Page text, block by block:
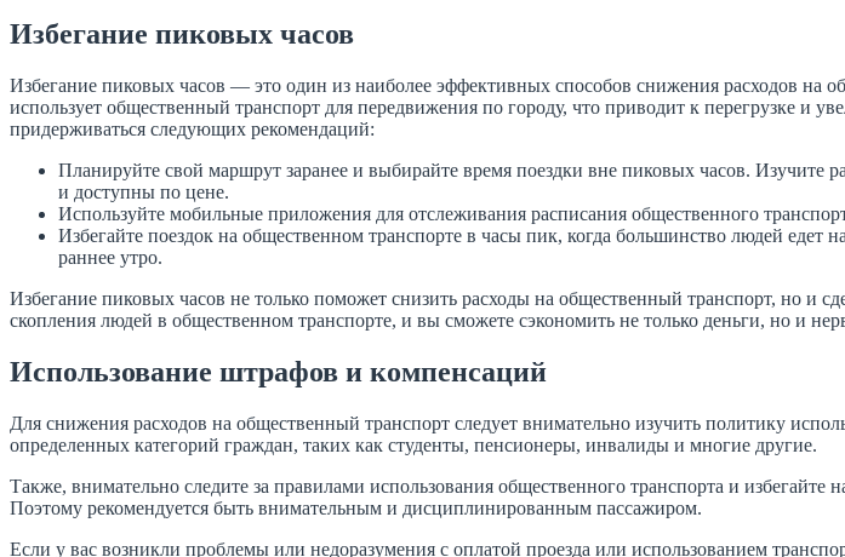
Избегание пиковых часов
Избегание пиковых часов — это один из наиболее эффективных способов снижения расходов
использует общественный транспорт для передвижения по городу, что приводит к перегрузке и
придерживаться следующих рекомендаций:
Планируйте свой маршрут заранее и выбирайте время поездки вне пиковых часов. Изучите
и доступны по цене.
Используйте мобильные приложения для отслеживания расписания общественного
Избегайте поездок на общественном транспорте в часы пик, когда большинство людей
раннее утро.
Избегание пиковых часов не только поможет снизить расходы на общественный транспорт, но и
скопления людей в общественном транспорте, и вы сможете сэкономить не только деньги, но и
Использование штрафов и компенсаций
Для снижения расходов на общественный транспорт следует внимательно изучить политику
определенных категорий граждан, таких как студенты, пенсионеры, инвалиды и многие другие.
Также, внимательно следите за правилами использования общественного транспорта и
Поэтому рекомендуется быть внимательным и дисциплинированным пассажиром.
Если у вас возникли проблемы или недоразумения с оплатой проезда или использованием